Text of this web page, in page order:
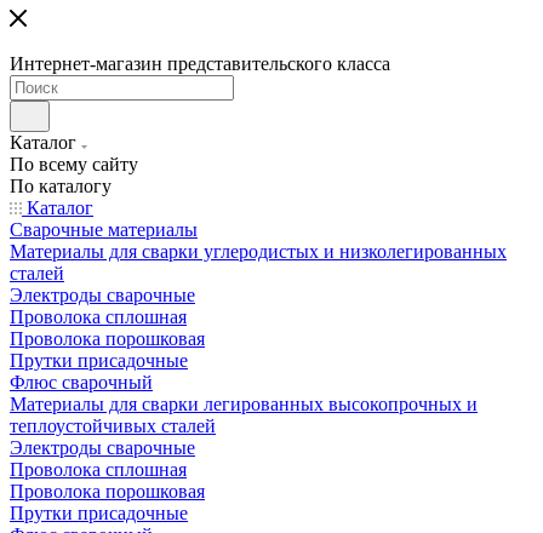
Интернет-магазин представительского класса
Каталог
По всему сайту
По каталогу
Каталог
Сварочные материалы
Материалы для сварки углеродистых и низколегированных
сталей
Электроды сварочные
Проволока сплошная
Проволока порошковая
Прутки присадочные
Флюс сварочный
Материалы для сварки легированных высокопрочных и
теплоустойчивых сталей
Электроды сварочные
Проволока сплошная
Проволока порошковая
Прутки присадочные